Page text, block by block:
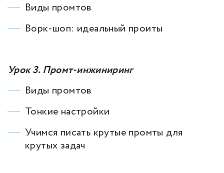
Виды промтов
Ворк-шоп: идеальный проиты
Урок 3. Промт-инжиниринг
Виды промтов
Тонкие настройки
Учимся писать крутые промты для
крутых задач